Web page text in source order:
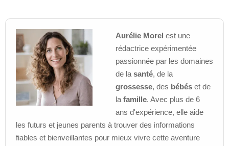
Aurélie Morel est une
rédactrice expérimentée
passionnée par les domaines
de la santé, de la
grossesse, des bébés et de
la famille. Avec plus de 6
ans d'expérience, elle aide
les futurs et jeunes parents à trouver des informations
fiables et bienveillantes pour mieux vivre cette aventure